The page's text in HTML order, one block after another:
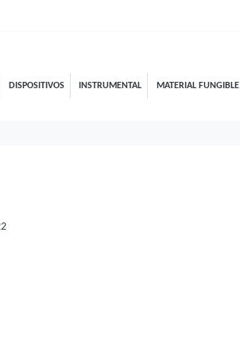
DISPOSITIVOS INSTRUMENTAL MATERIAL FUNGIBLE